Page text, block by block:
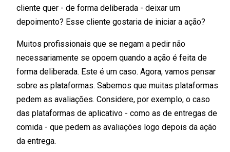
cliente quer - de forma deliberada - deixar um
depoimento? Esse cliente gostaria de iniciar a ação?
Muitos profissionais que se negam a pedir não
necessariamente se opoem quando a ação é feita de
forma deliberada. Este é um caso. Agora, vamos pensar
sobre as plataformas. Sabemos que muitas plataformas
pedem as avaliações. Considere, por exemplo, o caso
das plataformas de aplicativo - como as de entregas de
comida - que pedem as avaliações logo depois da ação
da entrega.